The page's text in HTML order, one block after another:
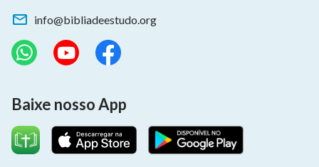
Todos se reúnem para adorá-Lo.
Pela Sua glória e as palavras que Deus dá,
Oriente.
III
info@bibliadeestudo.org
Baixe nosso App